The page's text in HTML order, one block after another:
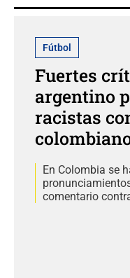
Fútbol
Fuertes
argentino
racistas
En Colombia se
comentario